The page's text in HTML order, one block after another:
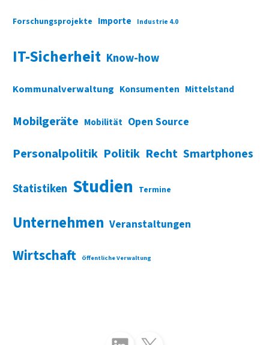
Forschungsprojekte Importe Industrie 4.0
IT-Sicherheit Know-how
Kommunalverwaltung Konsumenten Mittelstand
Mobilgeräte Mobilität Open Source
Personalpolitik Politik Recht Smartphones
Statistiken Studien Termine
Unternehmen Veranstaltungen
Wirtschaft Öffentliche Verwaltung